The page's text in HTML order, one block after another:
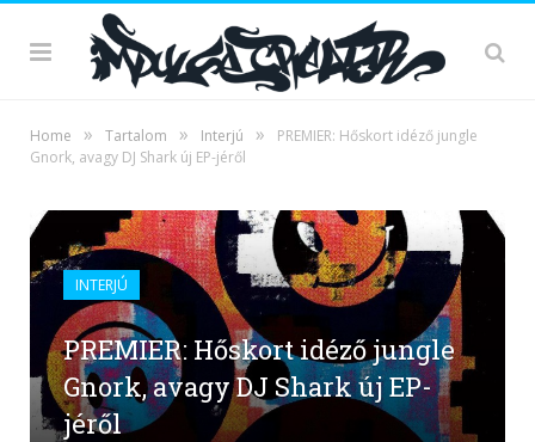
Home » Tartalom » Interjú »
PREMIER: Hőskort idéző jungle
Gnork, avagy DJ Shark új EP-jéről
INTERJÚ
PREMIER: Hőskort idéző jungle
Gnork, avagy DJ Shark új EP-
jéről